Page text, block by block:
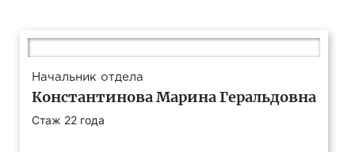
Начальник отдела
Константинова Марина Геральдовна
Стаж 22 года